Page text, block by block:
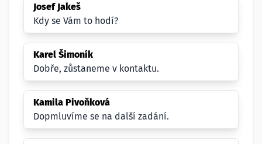
Josef Jakeš
Kdy se Vám to hodí?
Karel Šimoník
Dobře, zůstaneme v kontaktu.
Kamila Pivoňková
Dopmluvíme se na další zadání.